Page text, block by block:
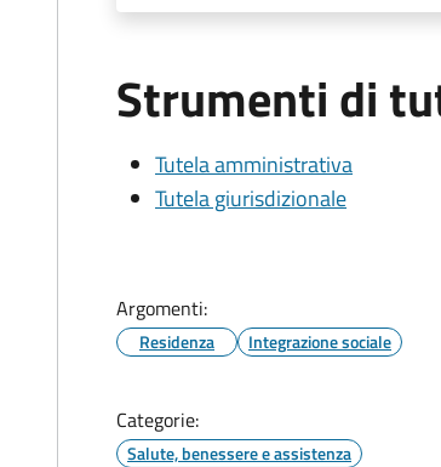
Strumenti di
Tutela amministrativa
Tutela giurisdizionale
Argomenti:
Residenza Integrazione sociale
Categorie:
Salute, benessere e assistenza